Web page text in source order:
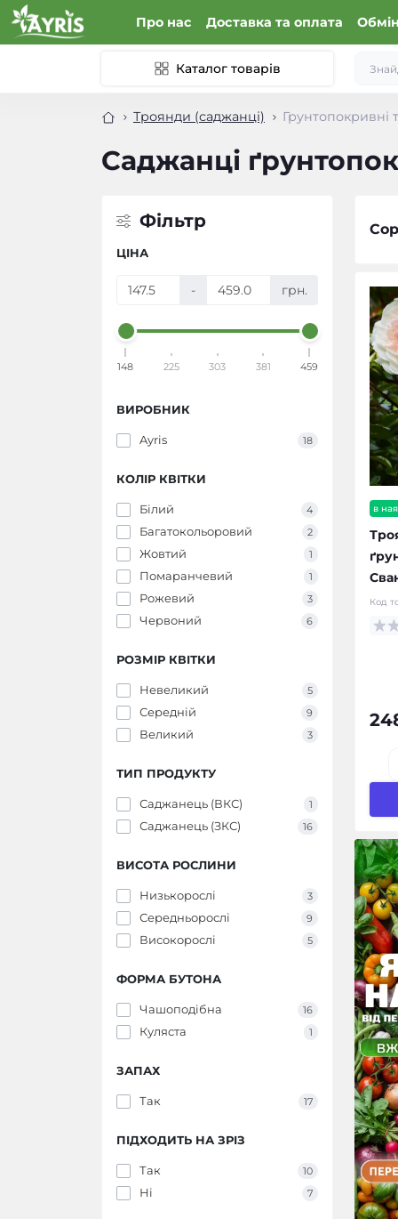
Про нас Доставка та оплата
Каталог товарів
Троянди (саджанці) Грунтопокривні
Саджанці
Фільтр
ЦІНА
- грн.
148 225 303 381 459
ВИРОБНИК
Ayris 18
КОЛІР КВІТКИ
Білий 4
Багатокольоровий 2
Жовтий 1
Помаранчевий 1
Рожевий 3
Червоний 6
РОЗМІР КВІТКИ
Невеликий 5
Середній 9
Великий 3
ТИП ПРОДУКТУ
Саджанець (ВКС) 1
Саджанець (ЗКС) 16
ВИСОТА РОСЛИНИ
Низькорослі 3
Середньорослі 9
Високорослі 5
ФОРМА БУТОНА
Чашоподібна 16
Куляста 1
ЗАПАХ
Так 17
ПІДХОДИТЬ НА ЗРІЗ
Так 10
Ні 7
в
Код